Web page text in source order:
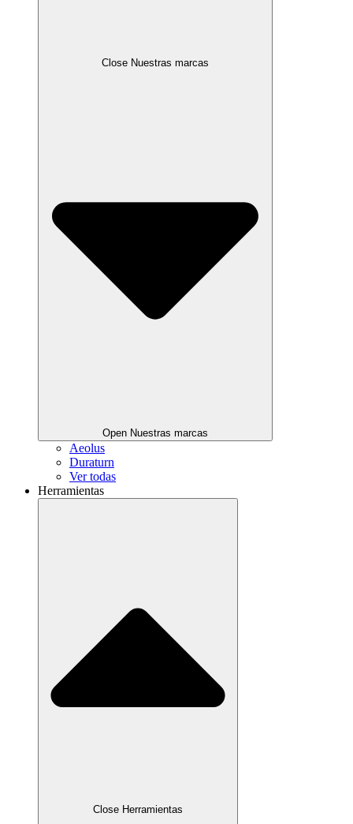
Close Nuestras marcas
Open Nuestras marcas
Aeolus
Duraturn
Ver todas
Herramientas
Close Herramientas